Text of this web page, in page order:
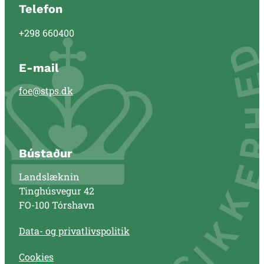
Telefon
+298 660400
E-mail
foe@stps.dk
Bústaður
Landslæknin
Tinghúsvegur 42
FO-100 Tórshavn
Data- og privatlivspolitik
Cookies